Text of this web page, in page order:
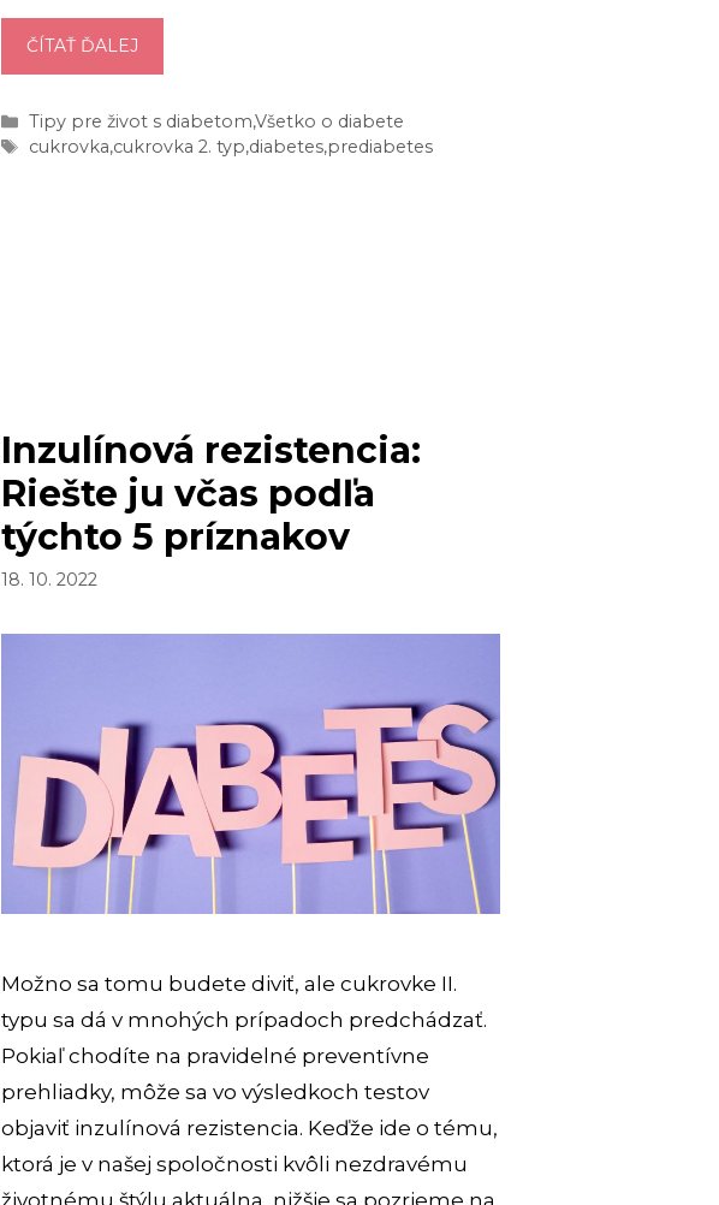
ČÍTAŤ ĎALEJ
PRÍZNAKY
PRED
Kategórie
Tipy pre život s diabetom,Všetko o diabete
Značky
cukrovka,cukrovka 2. typ,diabetes,prediabetes
Inzulínová rezistencia:
Riešte ju včas podľa
týchto 5 príznakov
18. 10. 2022
Možno sa tomu budete diviť, ale cukrovke II.
typu sa dá v mnohých prípadoch predchádzať.
Pokiaľ chodíte na pravidelné preventívne
prehliadky, môže sa vo výsledkoch testov
objaviť inzulínová rezistencia. Keďže ide o tému,
ktorá je v našej spoločnosti kvôli nezdravému